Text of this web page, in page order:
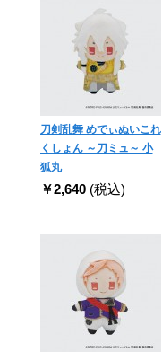
刀剣乱舞 めでぃぬいこれ
くしょん ～刀ミュ～ 小
狐丸
￥2,640 (税込)